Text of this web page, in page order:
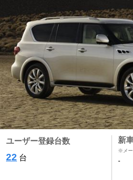
ユーザー登録台数
22 台
新
※メー
-